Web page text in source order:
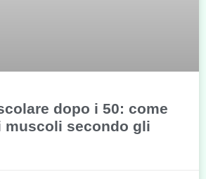
dopo i 50: come
muscoli secondo gli